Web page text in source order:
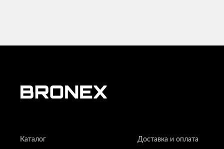
Каталог Доставка и оплата